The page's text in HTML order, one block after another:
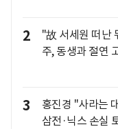
2
"故 서세원 떠난
주, 동생과 절연
3
홍진경 "사라는
삼전·닉스 손실